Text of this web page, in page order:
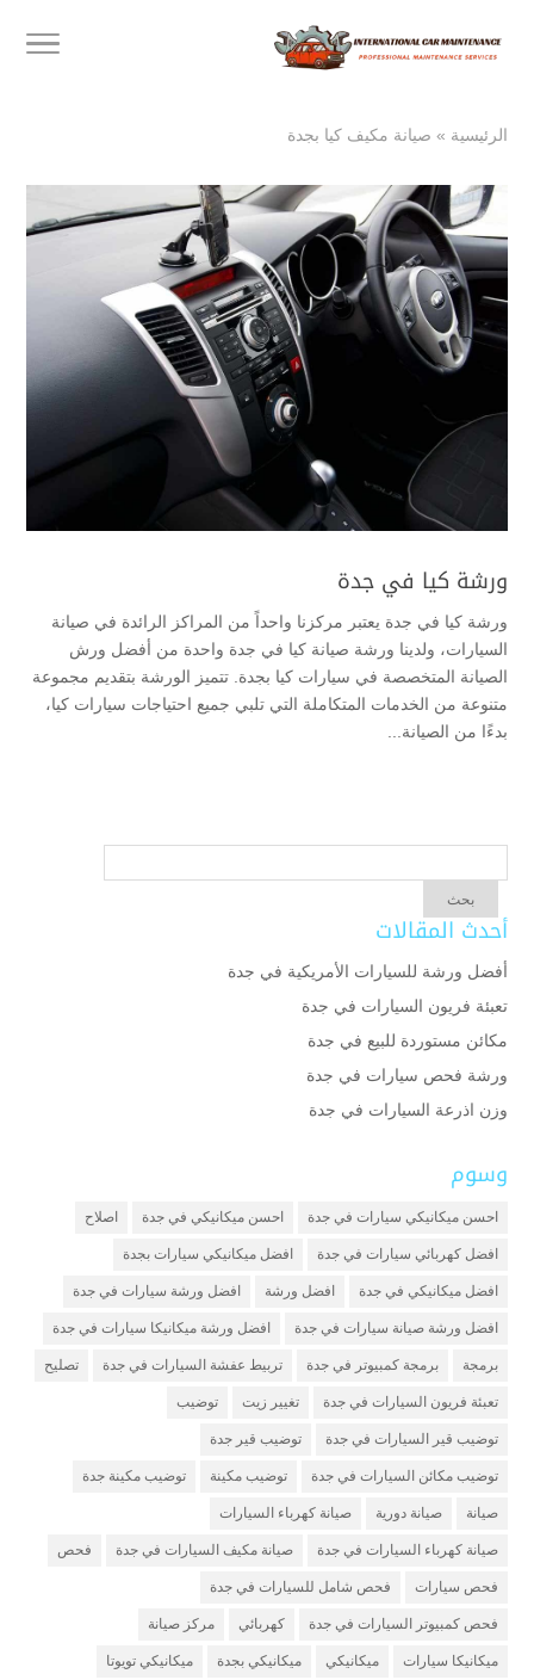
الرئيسية » صيانة مكيف كيا بجدة
ورشة كيا في جدة
ورشة كيا في جدة يعتبر مركزنا واحداً من المراكز الرائدة في صيانة
السيارات، ولدينا ورشة صيانة كيا في جدة واحدة من أفضل ورش
الصيانة المتخصصة في سيارات كيا بجدة. تتميز الورشة بتقديم مجموعة
متنوعة من الخدمات المتكاملة التي تلبي جميع احتياجات سيارات كيا،
بدءًا من الصيانة...
أحدث المقالات
أفضل ورشة للسيارات الأمريكية في جدة
تعبئة فريون السيارات في جدة
مكائن مستوردة للبيع في جدة
ورشة فحص سيارات في جدة
وزن اذرعة السيارات في جدة
وسوم
احسن ميكانيكي سيارات في جدة احسن ميكانيكي في جدة اصلاح
افضل كهربائي سيارات في جدة افضل ميكانيكي سيارات بجدة
افضل ميكانيكي في جدة افضل ورشة افضل ورشة سيارات في جدة
افضل ورشة صيانة سيارات في جدة افضل ورشة ميكانيكا سيارات في جدة
برمجة برمجة كمبيوتر في جدة تربيط عفشة السيارات في جدة تصليح
تعبئة فريون السيارات في جدة تغيير زيت توضيب
توضيب قير السيارات في جدة توضيب قير جدة
توضيب مكائن السيارات في جدة توضيب مكينة توضيب مكينة جدة
صيانة صيانة دورية صيانة كهرباء السيارات
صيانة كهرباء السيارات في جدة صيانة مكيف السيارات في جدة فحص
فحص سيارات فحص شامل للسيارات في جدة
فحص كمبيوتر السيارات في جدة كهربائي مركز صيانة
ميكانيكا سيارات ميكانيكي ميكانيكي بجدة ميكانيكي تويوتا